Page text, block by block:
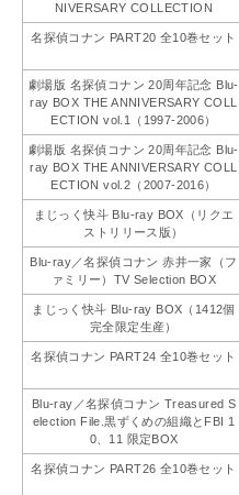
NIVERSARY COLLECTION
名探偵コナン PART20 全10巻セット
劇場版 名探偵コナン 20周年記念 Blu-
ray BOX THE ANNIVERSARY COLL
ECTION vol.1（1997-2006）
劇場版 名探偵コナン 20周年記念 Blu-
ray BOX THE ANNIVERSARY COLL
ECTION vol.2（2007-2016）
まじっく快斗 Blu-ray BOX（リクエ
ストリリース版）
Blu-ray／名探偵コナン 赤井一家（フ
ァミリー）TV Selection BOX
まじっく快斗 Blu-ray BOX（1412個
完全限定生産）
名探偵コナン PART24 全10巻セット
Blu-ray／名探偵コナン Treasured S
election File.黒ずくめの組織とFBI 1
0、11 限定BOX
名探偵コナン PART26 全10巻セット